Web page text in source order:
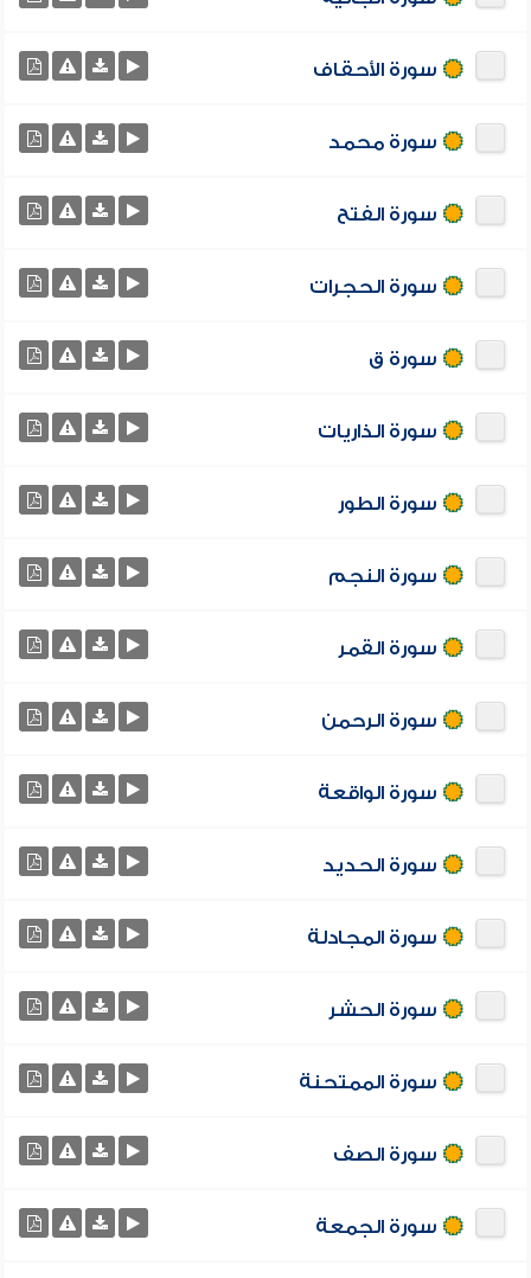
سورة الأحقاف
سورة محمد
سورة الفتح
سورة الحجرات
سورة ق
سورة الذاريات
سورة الطور
سورة النجم
سورة القمر
سورة الرحمن
سورة الواقعة
سورة الحديد
سورة المجادلة
سورة الحشر
سورة الممتحنة
سورة الصف
سورة الجمعة